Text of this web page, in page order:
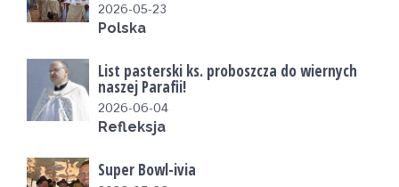
2026-05-23
Polska
List pasterski ks. proboszcza do wiernych
naszej Parafii!
2026-06-04
Refleksja
Super Bowl-ivia